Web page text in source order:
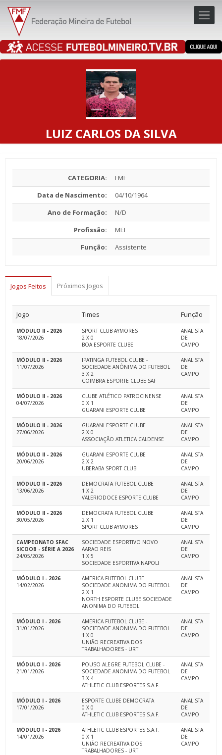
LUIZ CARLOS DA SILVA
CATEGORIA:
FMF
Data de Nascimento:
04/10/1964
Ano de Formação:
N/D
Profissão:
MEI
Função:
Assistente
Jogos Feitos Próximos Jogos
Jogo Times Função
MÓDULO II - 2026
18/07/2026
SPORT CLUB AYMORES
2 X 0
BOA ESPORTE CLUBE
ANALISTA
DE
CAMPO
MÓDULO II - 2026
11/07/2026
IPATINGA FUTEBOL CLUBE -
SOCIEDADE ANÔNIMA DO FUTEBOL
3 X 2
COIMBRA ESPORTE CLUBE SAF
ANALISTA
DE
CAMPO
MÓDULO II - 2026
04/07/2026
CLUBE ATLÉTICO PATROCINENSE
0 X 1
GUARANI ESPORTE CLUBE
ANALISTA
DE
CAMPO
MÓDULO II - 2026
27/06/2026
GUARANI ESPORTE CLUBE
2 X 0
ASSOCIAÇÃO ATLETICA CALDENSE
ANALISTA
DE
CAMPO
MÓDULO II - 2026
20/06/2026
GUARANI ESPORTE CLUBE
2 X 2
UBERABA SPORT CLUB
ANALISTA
DE
CAMPO
MÓDULO II - 2026
13/06/2026
DEMOCRATA FUTEBOL CLUBE
1 X 2
VALERIODOCE ESPORTE CLUBE
ANALISTA
DE
CAMPO
MÓDULO II - 2026
30/05/2026
DEMOCRATA FUTEBOL CLUBE
2 X 1
SPORT CLUB AYMORES
ANALISTA
DE
CAMPO
CAMPEONATO SFAC
SICOOB - SÉRIE A 2026
24/05/2026
SOCIEDADE ESPORTIVO NOVO
AARAO REIS
1 X 5
SOCIEDADE ESPORTIVA NAPOLI
ANALISTA
DE
CAMPO
MÓDULO I - 2026
14/02/2026
AMERICA FUTEBOL CLUBE -
SOCIEDADE ANONIMA DO FUTEBOL
2 X 1
NORTH ESPORTE CLUBE SOCIEDADE
ANONIMA DO FUTEBOL
ANALISTA
DE
CAMPO
MÓDULO I - 2026
31/01/2026
AMERICA FUTEBOL CLUBE -
SOCIEDADE ANONIMA DO FUTEBOL
1 X 0
UNIÃO RECREATIVA DOS
TRABALHADORES - URT
ANALISTA
DE
CAMPO
MÓDULO I - 2026
21/01/2026
POUSO ALEGRE FUTEBOL CLUBE -
SOCIEDADE ANONIMA DO FUTEBOL
3 X 4
ATHLETIC CLUB ESPORTES S.A.F.
ANALISTA
DE
CAMPO
MÓDULO I - 2026
17/01/2026
ESPORTE CLUBE DEMOCRATA
0 X 0
ATHLETIC CLUB ESPORTES S.A.F.
ANALISTA
DE
CAMPO
MÓDULO I - 2026
14/01/2026
ATHLETIC CLUB ESPORTES S.A.F.
0 X 1
UNIÃO RECREATIVA DOS
TRABALHADORES - URT
ANALISTA
DE
CAMPO